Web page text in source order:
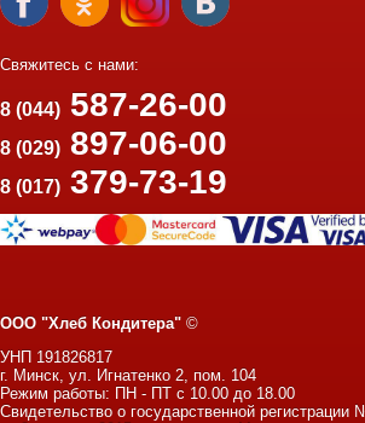
Свяжитесь с нами:
8 (044) 587-26-00
8 (029) 897-06-00
8 (017) 379-73-19
ООО "Хлеб Кондитера" ©
УНП 191826817
г. Минск, ул. Игнатенко 2, пом. 104
Режим работы: ПН - ПТ с 10.00 до 18.00
Свидетельство о государственной регистрации